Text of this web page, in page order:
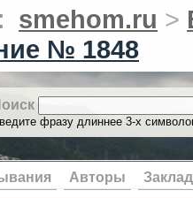
smehom.ru >
№ 1848
фразу длиннее 3-х
Авторы